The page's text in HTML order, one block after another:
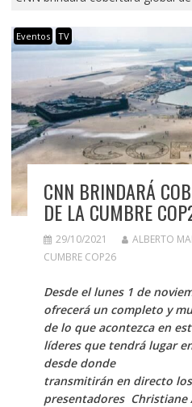
Eventos TV
CNN BRINDARÁ
DE LA CUMBRE
29/10/2021 ALBERTO
CUMBRE COP26
Desde el lunes 1 de
ofrecerá un completo y
de lo que acontezca en
líderes que tendrá lugar
desde donde
transmitirán en directo los
presentadores Christiane